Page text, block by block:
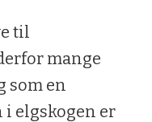
til
mange
som en
i elgskogen er